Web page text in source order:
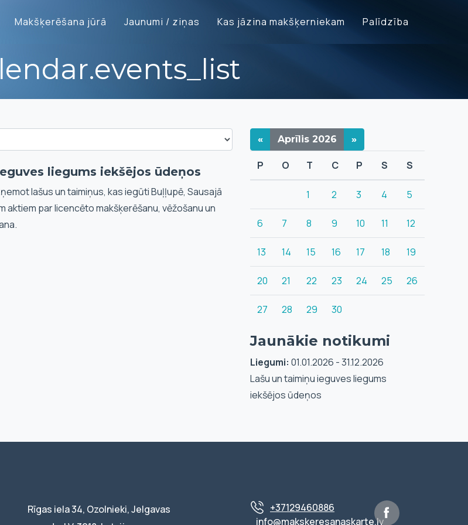
Makšķerēšana jūrā Jaunumi / ziņas Kas jāzina makšķerniekam Palīdzība
liegums iekšējos ūdeņos
lašus un taimiņus, kas iegūti Buļļupē, Sausajā
par licencēto makšķerēšanu, vēžošanu un
« Aprīlis 2026 »
P O T C P S S
1 2 3 4 5
6 7 8 9 10 11 12
13 14 15 16 17 18 19
20 21 22 23 24 25 26
27 28 29 30
Jaunākie notikumi
Liegumi: 01.01.2026 - 31.12.2026
Lašu un taimiņu ieguves liegums
iekšējos ūdeņos
Rīgas iela 34, Ozolnieki, Jelgavas
+37129460886
info@makskeresanaskarte.lv